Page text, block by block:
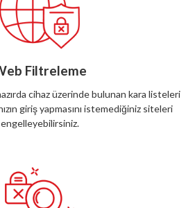
Filtreleme
cihaz üzerinde bulunan kara listeleri
giriş yapmasını istemediğiniz siteleri
engelleyebilirsiniz.